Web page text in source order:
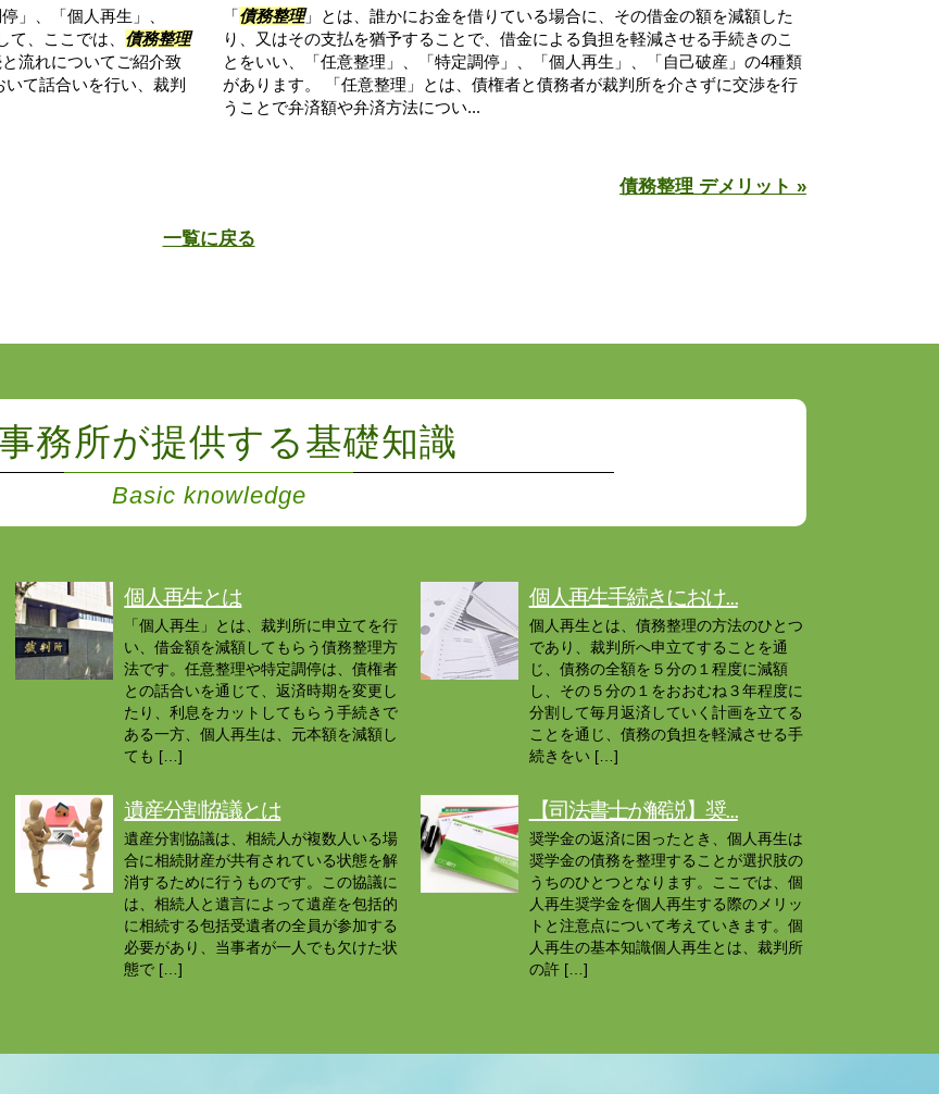
」、「個人再生」、
て、ここでは、 債務整理
流れについてご紹介致
て話合いを行い、裁判
「債務整理」とは、誰かにお金を借りている場合に、その借金の額を減額した
り、又はその支払を猶予することで、借金による負担を軽減させる手続きのこ
とをいい、「任意整理」、「特定調停」、「個人再生」、「自己破産」の4種類
があります。 「任意整理」とは、債権者と債務者が裁判所を介さずに交渉を行
うことで弁済額や弁済方法につい...
債務整理 デメリット »
一覧に戻る
務所が提供する基礎知識
Basic knowledge
個人再生とは
「個人再生」とは、裁判所に申立てを行
い、借金額を減額してもらう債務整理方
法です。任意整理や特定調停は、債権者
との話合いを通じて、返済時期を変更し
たり、利息をカットしてもらう手続きで
ある一方、個人再生は、元本額を減額し
ても […]
個人再生手続きにおけ...
個人再生とは、債務整理の方法のひとつ
であり、裁判所へ申立てすることを通
じ、債務の全額を５分の１程度に減額
し、その５分の１をおおむね３年程度に
分割して毎月返済していく計画を立てる
ことを通じ、債務の負担を軽減させる手
続きをい […]
遺産分割協議とは
遺産分割協議は、相続人が複数人いる場
合に相続財産が共有されている状態を解
消するために行うものです。この協議に
は、相続人と遺言によって遺産を包括的
に相続する包括受遺者の全員が参加する
必要があり、当事者が一人でも欠けた状
態で […]
【司法書士が解説】奨...
奨学金の返済に困ったとき、個人再生は
奨学金の債務を整理することが選択肢の
うちのひとつとなります。ここでは、個
人再生奨学金を個人再生する際のメリッ
トと注意点について考えていきます。個
人再生の基本知識個人再生とは、裁判所
の許 […]